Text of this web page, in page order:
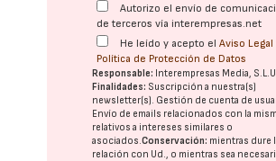
Autorizo el envío de
de terceros vía interempresas.net
He leído y acepto elAviso Legal
Política de Protección de Datos
Responsable: Interempresas Media,
Finalidades: Suscripción a nuestra(s)
newsletter(s). Gestión de cuenta de
Envío de emails relacionados con la
relativos a intereses similares o
asociados.Conservación: mientras dure
relación con Ud., o mientras sea